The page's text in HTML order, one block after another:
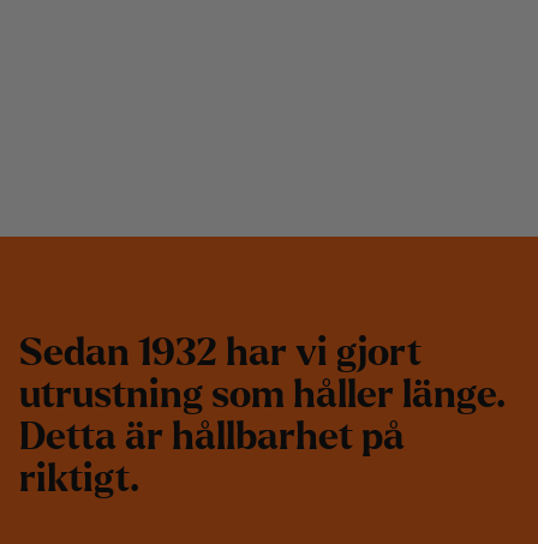
Sedan 1932 har vi gjort
utrustning som håller länge.
Detta är hållbarhet på
riktigt.